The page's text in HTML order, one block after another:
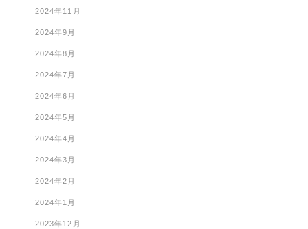
2024年11月
2024年9月
2024年8月
2024年7月
2024年6月
2024年5月
2024年4月
2024年3月
2024年2月
2024年1月
2023年12月